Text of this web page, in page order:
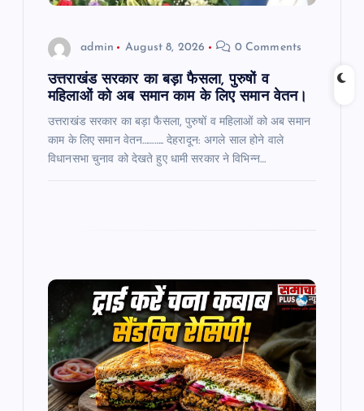
admin August 8, 2026 0 Comments
उत्तराखंड सरकार का बड़ा फैसला, पुरुषों व
महिलाओं को अब समान काम के लिए समान वेतन।
उत्तराखंड सरकार का बड़ा फैसला, पुरुषों व महिलाओं को अब समान
काम के लिए समान वेतन……….. देहरादून: अगले साल होने वाले
विधानसभा चुनाव को देखते हुए धामी सरकार ने विभिन्न…